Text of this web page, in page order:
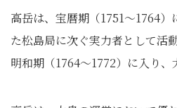
高岳は、宝暦期（1751～1764）
た松島局に次ぐ実力者として活
明和期（1764～1772）に入り、